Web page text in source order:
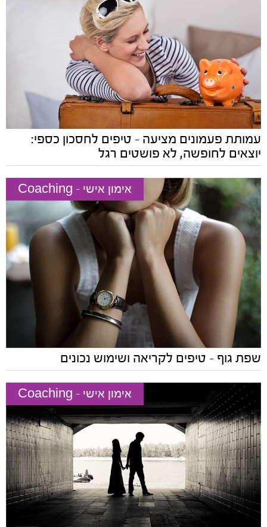
עמותת פעמונים מציעה - טיפים לחסכון כספי:
יוצאים לחופשה, לא פושטים רגל
אימון אישי - Coaching
שפת גוף - טיפים לקריאה ושימוש נכונים
אימון אישי - Coaching